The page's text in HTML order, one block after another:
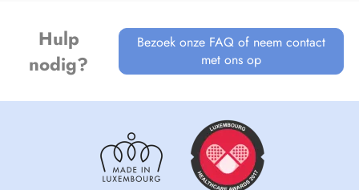
Hulp
nodig?
Bezoek onze FAQ of neem contact
met ons op